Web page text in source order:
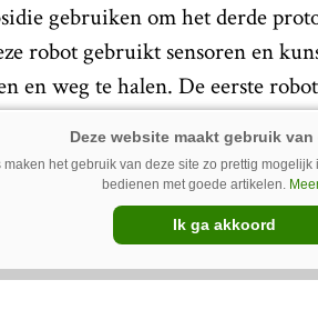
gebruiken om het derde
robot gebruikt sensoren en
en weg te halen. De eerste
deelnemers van het
in de tweede helft van 2023.
het gebruik van deze site zo prettig
bedienen met goede artikelen.
Ik ga akkoord